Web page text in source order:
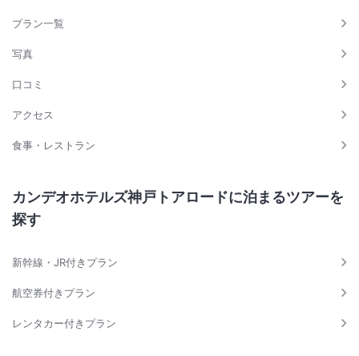
プラン一覧
写真
口コミ
アクセス
食事・レストラン
カンデオホテルズ神戸トアロードに泊まるツアーを
探す
新幹線・JR付きプラン
航空券付きプラン
レンタカー付きプラン